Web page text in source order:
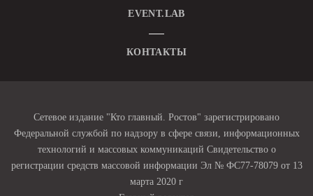
EVENT.LAB
КОНТАКТЫ
Сетевое издание "Кто главный. Ростов" зарегистрировано
Федеральной службой по надзору в сфере связи, информационных
технологий и массовых коммуникаций Свидетельство о
регистрации средств массовой информации Эл № ФС77-78079 от 13
марта 2020 г